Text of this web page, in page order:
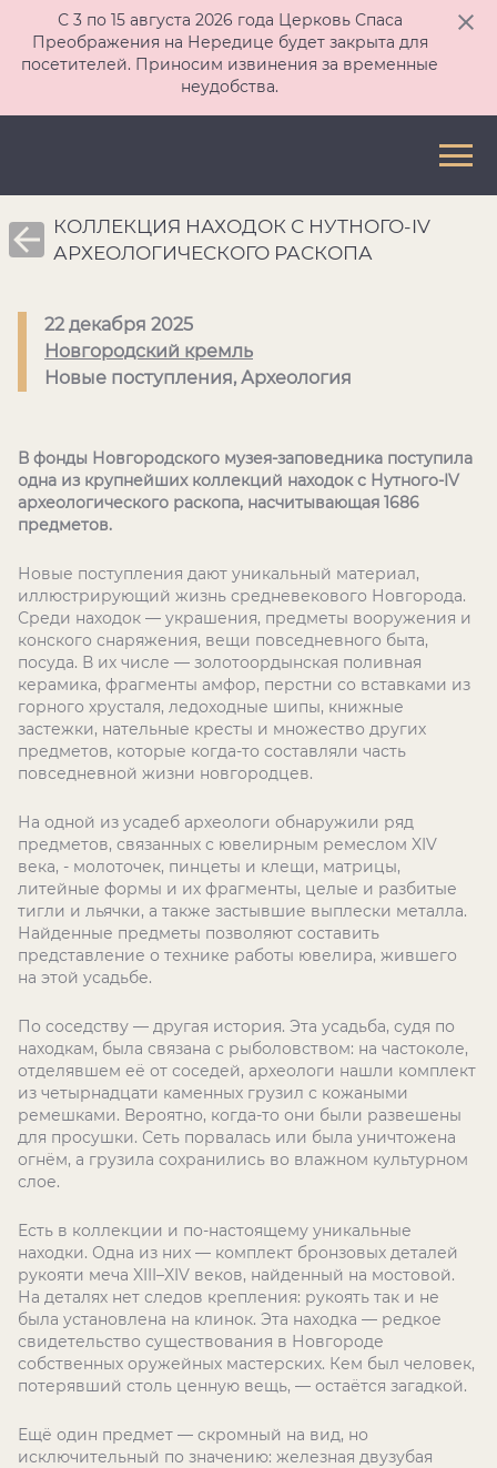
С 3 по 15 августа 2026 года Церковь Спаса
Преображения на Нередице будет закрыта для
посетителей. Приносим извинения за временные
неудобства.
КОЛЛЕКЦИЯ НАХОДОК С НУТНОГО-IV
АРХЕОЛОГИЧЕСКОГО РАСКОПА
22 декабря 2025
Новгородский кремль
Новые поступления, Археология
В фонды Новгородского музея-заповедника поступила
одна из крупнейших коллекций находок с Нутного-IV
археологического раскопа, насчитывающая 1686
предметов.
Новые поступления дают уникальный материал,
иллюстрирующий жизнь средневекового Новгорода.
Среди находок — украшения, предметы вооружения и
конского снаряжения, вещи повседневного быта,
посуда. В их числе — золотоордынская поливная
керамика, фрагменты амфор, перстни со вставками из
горного хрусталя, ледоходные шипы, книжные
застежки, нательные кресты и множество других
предметов, которые когда-то составляли часть
повседневной жизни новгородцев.
На одной из усадеб археологи обнаружили ряд
предметов, связанных с ювелирным ремеслом XIV
века, - молоточек, пинцеты и клещи, матрицы,
литейные формы и их фрагменты, целые и разбитые
тигли и льячки, а также застывшие выплески металла.
Найденные предметы позволяют составить
представление о технике работы ювелира, жившего
на этой усадьбе.
По соседству — другая история. Эта усадьба, судя по
находкам, была связана с рыболовством: на частоколе,
отделявшем её от соседей, археологи нашли комплект
из четырнадцати каменных грузил с кожаными
ремешками. Вероятно, когда-то они были развешены
для просушки. Сеть порвалась или была уничтожена
огнём, а грузила сохранились во влажном культурном
слое.
Есть в коллекции и по-настоящему уникальные
находки. Одна из них — комплект бронзовых деталей
рукояти меча XIII–XIV веков, найденный на мостовой.
На деталях нет следов крепления: рукоять так и не
была установлена на клинок. Эта находка — редкое
свидетельство существования в Новгороде
собственных оружейных мастерских. Кем был человек,
потерявший столь ценную вещь, — остаётся загадкой.
Ещё один предмет — скромный на вид, но
исключительный по значению: железная двузубая